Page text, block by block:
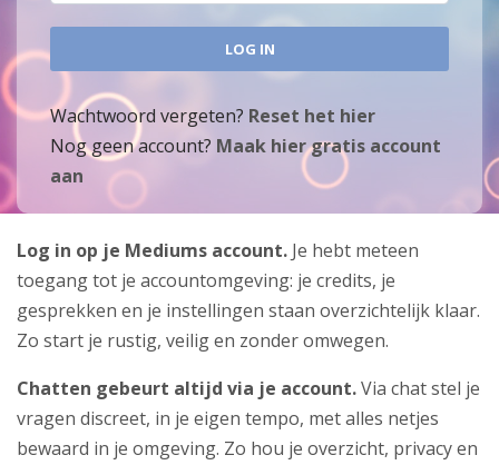
Wachtwoord vergeten? Reset het hier
Nog geen account? Maak hier gratis account
aan
Log in op je Mediums account. Je hebt meteen
toegang tot je accountomgeving: je credits, je
gesprekken en je instellingen staan overzichtelijk klaar.
Zo start je rustig, veilig en zonder omwegen.
Chatten gebeurt altijd via je account.Via chat stel je
vragen discreet, in je eigen tempo, met alles netjes
bewaard in je omgeving. Zo hou je overzicht, privacy en